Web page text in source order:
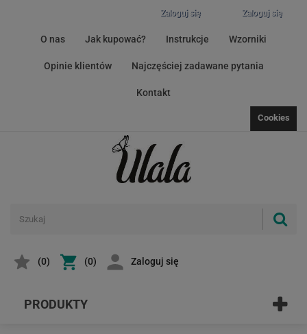
Zaloguj się
Zaloguj się
O nas Jak kupować? Instrukcje Wzorniki
Opinie klientów Najczęściej zadawane pytania
Kontakt
Cookies
(0) (0) Zaloguj się
PRODUKTY